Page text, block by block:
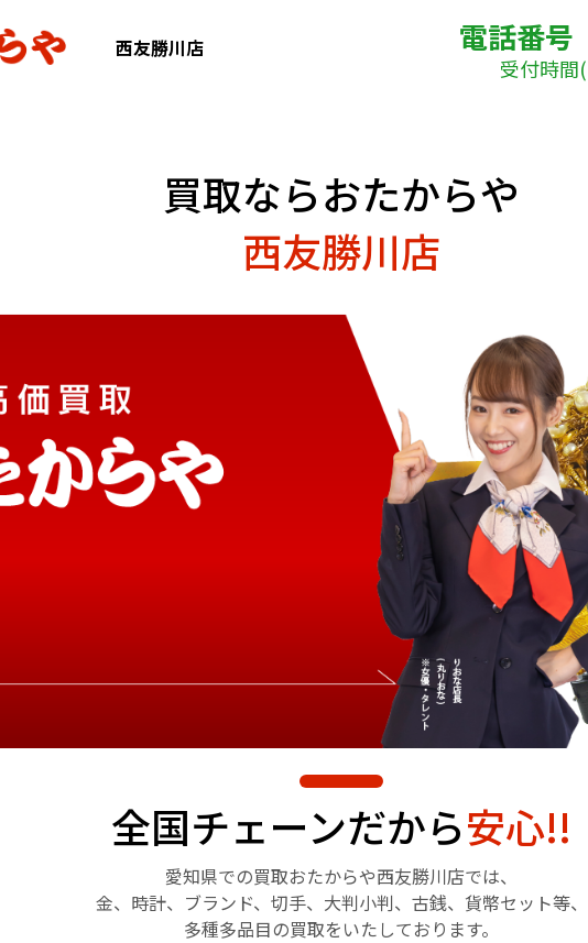
西友勝川店 電話番号
受付時間
買取ならおたからや
西友勝川店
全国チェーンだから安心!!
愛知県での買取おたからや西友勝川店では、
金、時計、ブランド、切手、 大判小判、古銭、貨幣セット等、
多種多品目の買取をいたしております。